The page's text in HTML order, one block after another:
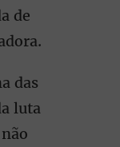
de
das
luta